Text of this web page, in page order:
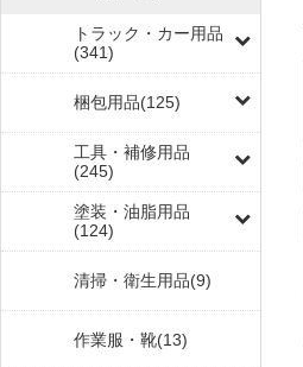
トラック・カー用品
(341)
梱包用品(125)
工具・補修用品
(245)
塗装・油脂用品
(124)
清掃・衛生用品(9)
作業服・靴(13)